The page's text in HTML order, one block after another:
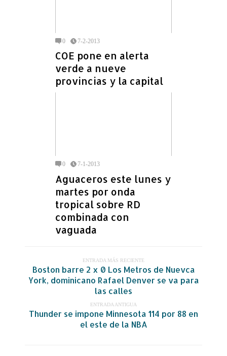
0 7-2-2013
COE pone en alerta
verde a nueve
provincias y la capital
0 7-1-2013
Aguaceros este lunes y
martes por onda
tropical sobre RD
combinada con
vaguada
ENTRADA MÁS RECIENTE
Boston barre 2 x 0 Los Metros de Nuevca
York, dominicano Rafael Denver se va para
las calles
ENTRADA ANTIGUA
Thunder se impone Minnesota 114 por 88 en
el este de la NBA